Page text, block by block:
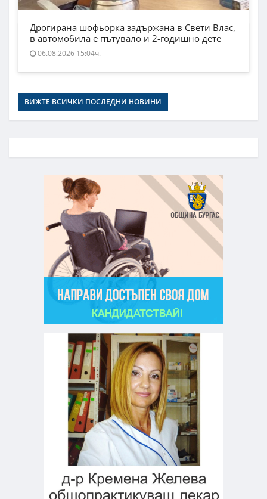
Дрогирана шофьорка задържана в Свети Влас,
в автомобила е пътувало и 2-годишно дете
06.08.2026 15:04ч.
ВИЖТЕ ВСИЧКИ ПОСЛЕДНИ НОВИНИ